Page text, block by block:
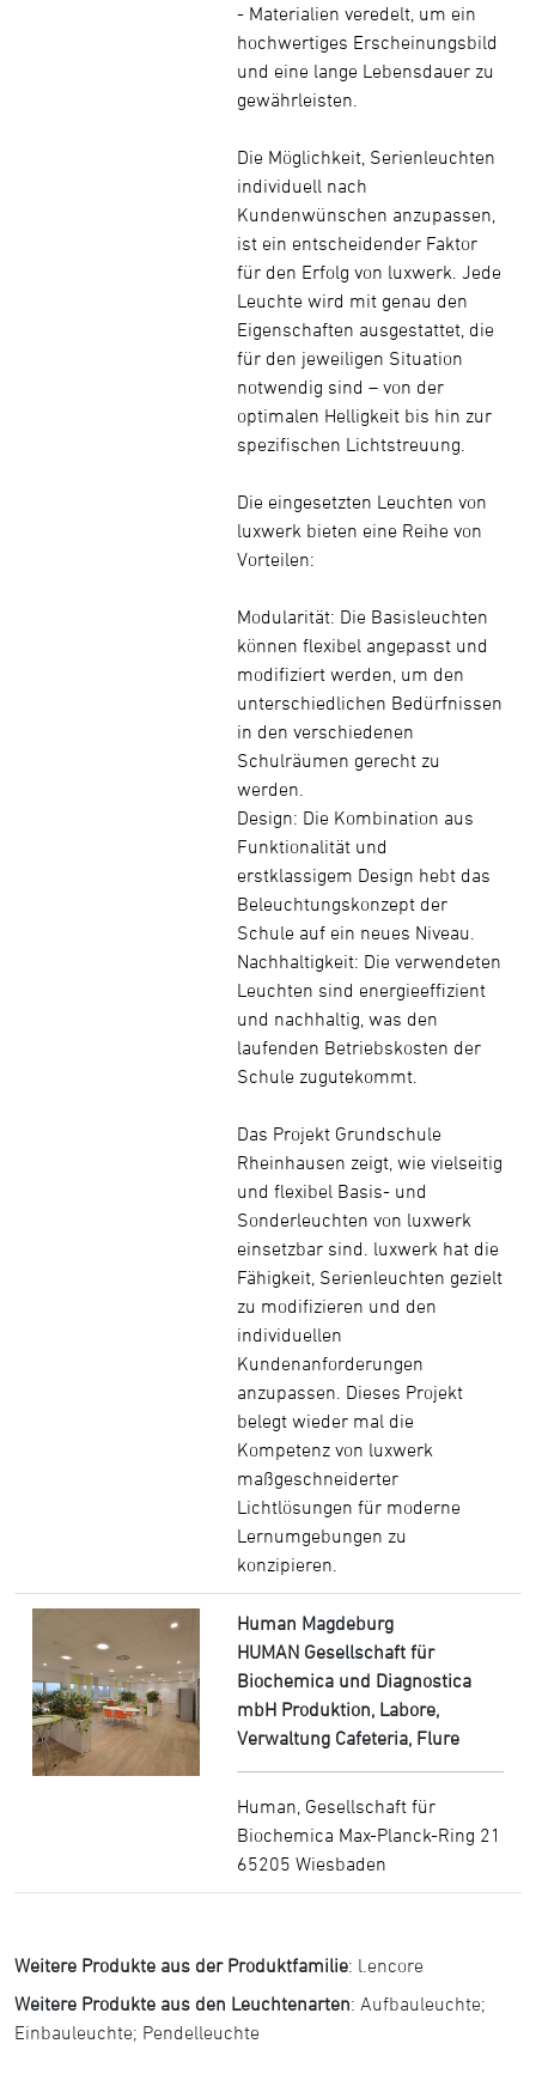
- Materialien veredelt, um ein
hochwertiges Erscheinungsbild
und eine lange Lebensdauer zu
gewährleisten.
Die Möglichkeit, Serienleuchten
individuell nach
Kundenwünschen anzupassen,
ist ein entscheidender Faktor
für den Erfolg von luxwerk. Jede
Leuchte wird mit genau den
Eigenschaften ausgestattet, die
für den jeweiligen Situation
notwendig sind – von der
optimalen Helligkeit bis hin zur
spezifischen Lichtstreuung.
Die eingesetzten Leuchten von
luxwerk bieten eine Reihe von
Vorteilen:
Modularität: Die Basisleuchten
können flexibel angepasst und
modifiziert werden, um den
unterschiedlichen Bedürfnissen
in den verschiedenen
Schulräumen gerecht zu
werden.
Design: Die Kombination aus
Funktionalität und
erstklassigem Design hebt das
Beleuchtungskonzept der
Schule auf ein neues Niveau.
Nachhaltigkeit: Die verwendeten
Leuchten sind energieeffizient
und nachhaltig, was den
laufenden Betriebskosten der
Schule zugutekommt.
Das Projekt Grundschule
Rheinhausen zeigt, wie vielseitig
und flexibel Basis- und
Sonderleuchten von luxwerk
einsetzbar sind. luxwerk hat die
Fähigkeit, Serienleuchten gezielt
zu modifizieren und den
individuellen
Kundenanforderungen
anzupassen. Dieses Projekt
belegt wieder mal die
Kompetenz von luxwerk
maßgeschneiderter
Lichtlösungen für moderne
Lernumgebungen zu
konzipieren.
Human Magdeburg
HUMAN Gesellschaft für
Biochemica und Diagnostica
mbH Produktion, Labore,
Verwaltung Cafeteria, Flure
Human, Gesellschaft für
Biochemica Max-Planck-Ring 21
65205 Wiesbaden
Weitere Produkte aus der Produktfamilie: l.encore
Weitere Produkte aus den Leuchtenarten: Aufbauleuchte;
Einbauleuchte; Pendelleuchte